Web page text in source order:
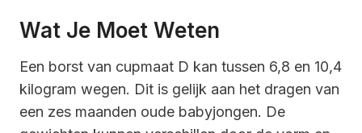
Wat Je Moet Weten
Een borst van cupmaat D kan tussen 6,8 en 10,4
kilogram wegen. Dit is gelijk aan het dragen van
een zes maanden oude babyjongen. De